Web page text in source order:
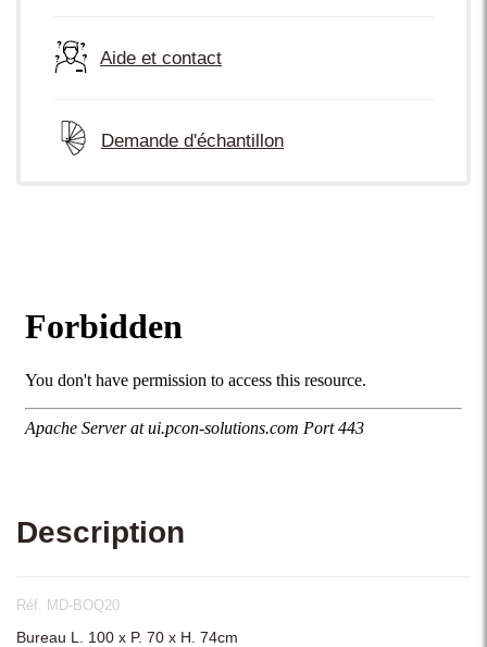
Aide et contact
Demande d'échantillon
Description
Réf. MD-BOQ20
Bureau L. 100 x P. 70 x H. 74cm